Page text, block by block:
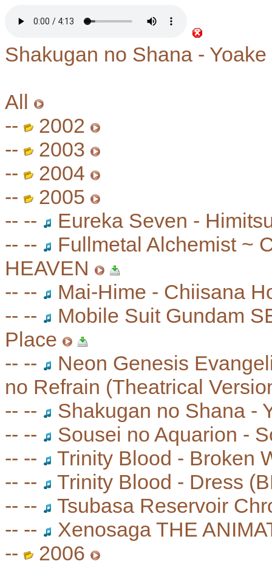
Shakugan no Shana -
All
--
2002
--
2003
--
2004
--
2005
-- --
Eureka Seven -
-- --
Fullmetal Alchemist ~
HEAVEN
-- --
Mai-Hime - Chiisana
-- --
Mobile Suit Gundam
Place
-- --
Neon Genesis
no Refrain (Theatrical
-- --
Shakugan no Shana -
-- --
Sousei no Aquarion -
-- --
Trinity Blood - Broken
-- --
Trinity Blood - Dress
-- --
Tsubasa Reservoir
-- --
Xenosaga THE
--
2006